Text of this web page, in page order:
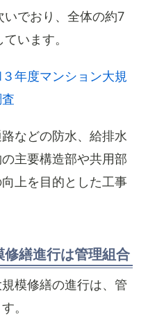
でおり、全体の約7
います。
年度マンション大規
などの防水、給排水
主要構造部や共用部
上を目的とした工事
繕進行は管理組合
模修繕の進行は、管
。